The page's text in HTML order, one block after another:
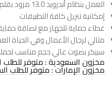
العمل بنظام أندرويد 13.0 مزود بقلم للتحكم بالجهاز
إمكانية تنزيل كافة التطبيقات
غطاء حماية للجهاز مع لصاقة
مثالي لرجال الأعمال وفي الحياة
سبيكر بصوت عالي حجم مناسب
مخزون السعودية : متوفر
مخزون الإمارات : متوفر للطلب